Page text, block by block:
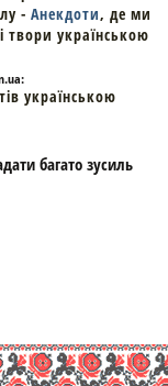
- Анекдоти, де ми
українською
українською
багато зусиль